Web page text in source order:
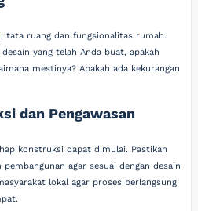
tata ruang dan fungsionalitas rumah.
yang telah Anda buat, apakah
mestinya? Apakah ada kekurangan
dan Pengawasan
konstruksi dapat dimulai. Pastikan
agar sesuai dengan desain
lokal agar proses berlangsung